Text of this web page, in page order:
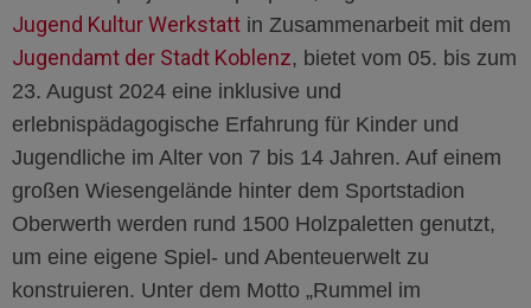
Jugend Kultur Werkstatt in Zusammenarbeit mit dem
Jugendamt der Stadt Koblenz, bietet vom 05. bis zum
23. August 2024 eine inklusive und
erlebnispädagogische Erfahrung für Kinder und
Jugendliche im Alter von 7 bis 14 Jahren. Auf einem
großen Wiesengelände hinter dem Sportstadion
Oberwerth werden rund 1500 Holzpaletten genutzt,
um eine eigene Spiel- und Abenteuerwelt zu
konstruieren. Unter dem Motto „Rummel im